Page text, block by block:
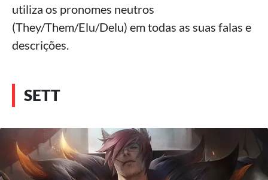
utiliza os pronomes neutros
(They/Them/Elu/Delu) em todas as suas falas e
descrições.
SETT